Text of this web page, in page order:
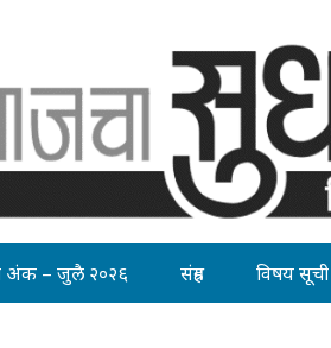
अंक – जुलै २०२६ संग्रह विषय सूची